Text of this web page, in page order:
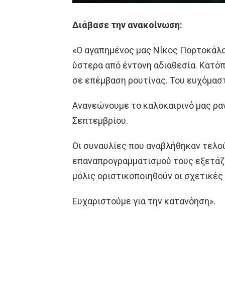
Διάβασε την ανακοίνωση:
«Ο αγαπημένος μας Νίκος
ύστερα από έντονη αδιαθεσία.
σε επέμβαση ρουτίνας. Του
Ανανεώνουμε το καλοκαιρινό μας
Σεπτεμβρίου.
Οι συναυλίες που αναβλήθηκαν
επαναπρογραμματισμού τους
μόλις οριστικοποιηθούν οι
Ευχαριστούμε για την κατανόηση».